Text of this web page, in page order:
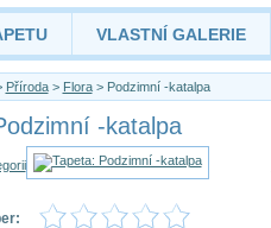
VLASTNÍ GALERIE
Příroda> Flora> Podzimní -katalpa
-katalpa